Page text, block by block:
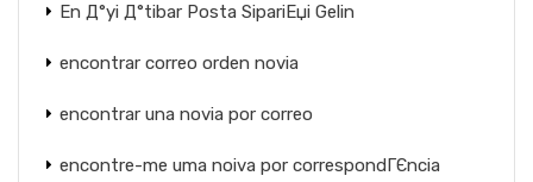
En Д°yi Д°tibar Posta SipariЕџi Gelin
encontrar correo orden novia
encontrar una novia por correo
encontre-me uma noiva por correspondГЄncia